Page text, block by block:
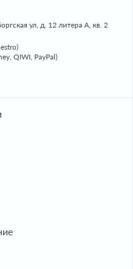
ул, д. 12 литера А, кв. 2
QIWI, PayPal)